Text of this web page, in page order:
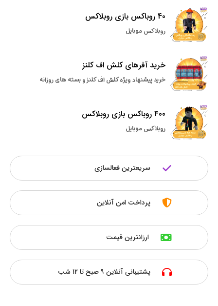
40 روباکس بازی روبلاکس
روبلاکس موبایل
خرید آفرهای کلش اف کلنز
خرید پیشنهاد ویژه کلش اف کلنز و بسته های روزانه
400 روباکس بازی روبلاکس
روبلاکس موبایل
سریعترین فعالسازی
پرداخت امن آنلاین
ارزانترین قیمت
پشتیبانی آنلاین ۹ صبح تا ۱۲ شب